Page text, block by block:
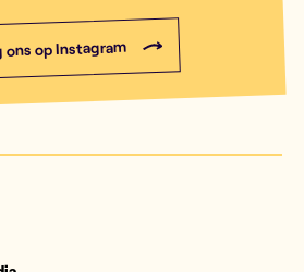
ons op Instagram